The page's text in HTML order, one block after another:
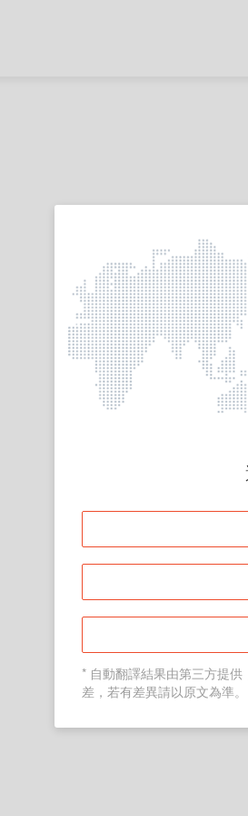
* 自動翻譯結果由第三方提
差，若有差異請以原文為準。